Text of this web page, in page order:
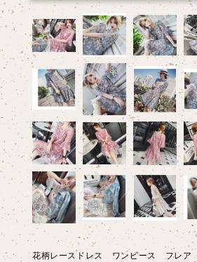
花柄レースドレス ワンピース フレ